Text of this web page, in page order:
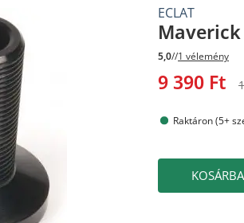
ECLAT
5,0//1 vélemény
9 390 Ft
Raktáron (5+
KOSÁRBA